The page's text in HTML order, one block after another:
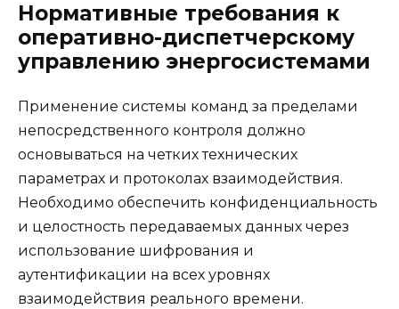
Нормативные требования к
оперативно-диспетчерскому
управлению энергосистемами
Применение системы команд за пределами
непосредственного контроля должно
основываться на четких технических
параметрах и протоколах взаимодействия.
Необходимо обеспечить конфиденциальность
и целостность передаваемых данных через
использование шифрования и
аутентификации на всех уровнях
взаимодействия реального времени.